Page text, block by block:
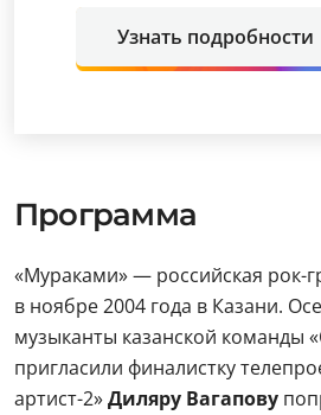
Узнать подробности
Программа
«Мураками» — российская рок-
в ноябре 2004 года в Казани.
музыканты казанской команды
пригласили финалистку
артист-2»Диляру Вагапову